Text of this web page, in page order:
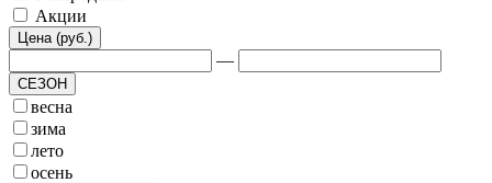
Акции
Цена (руб.)
—
СЕЗОН
весна
зима
лето
осень